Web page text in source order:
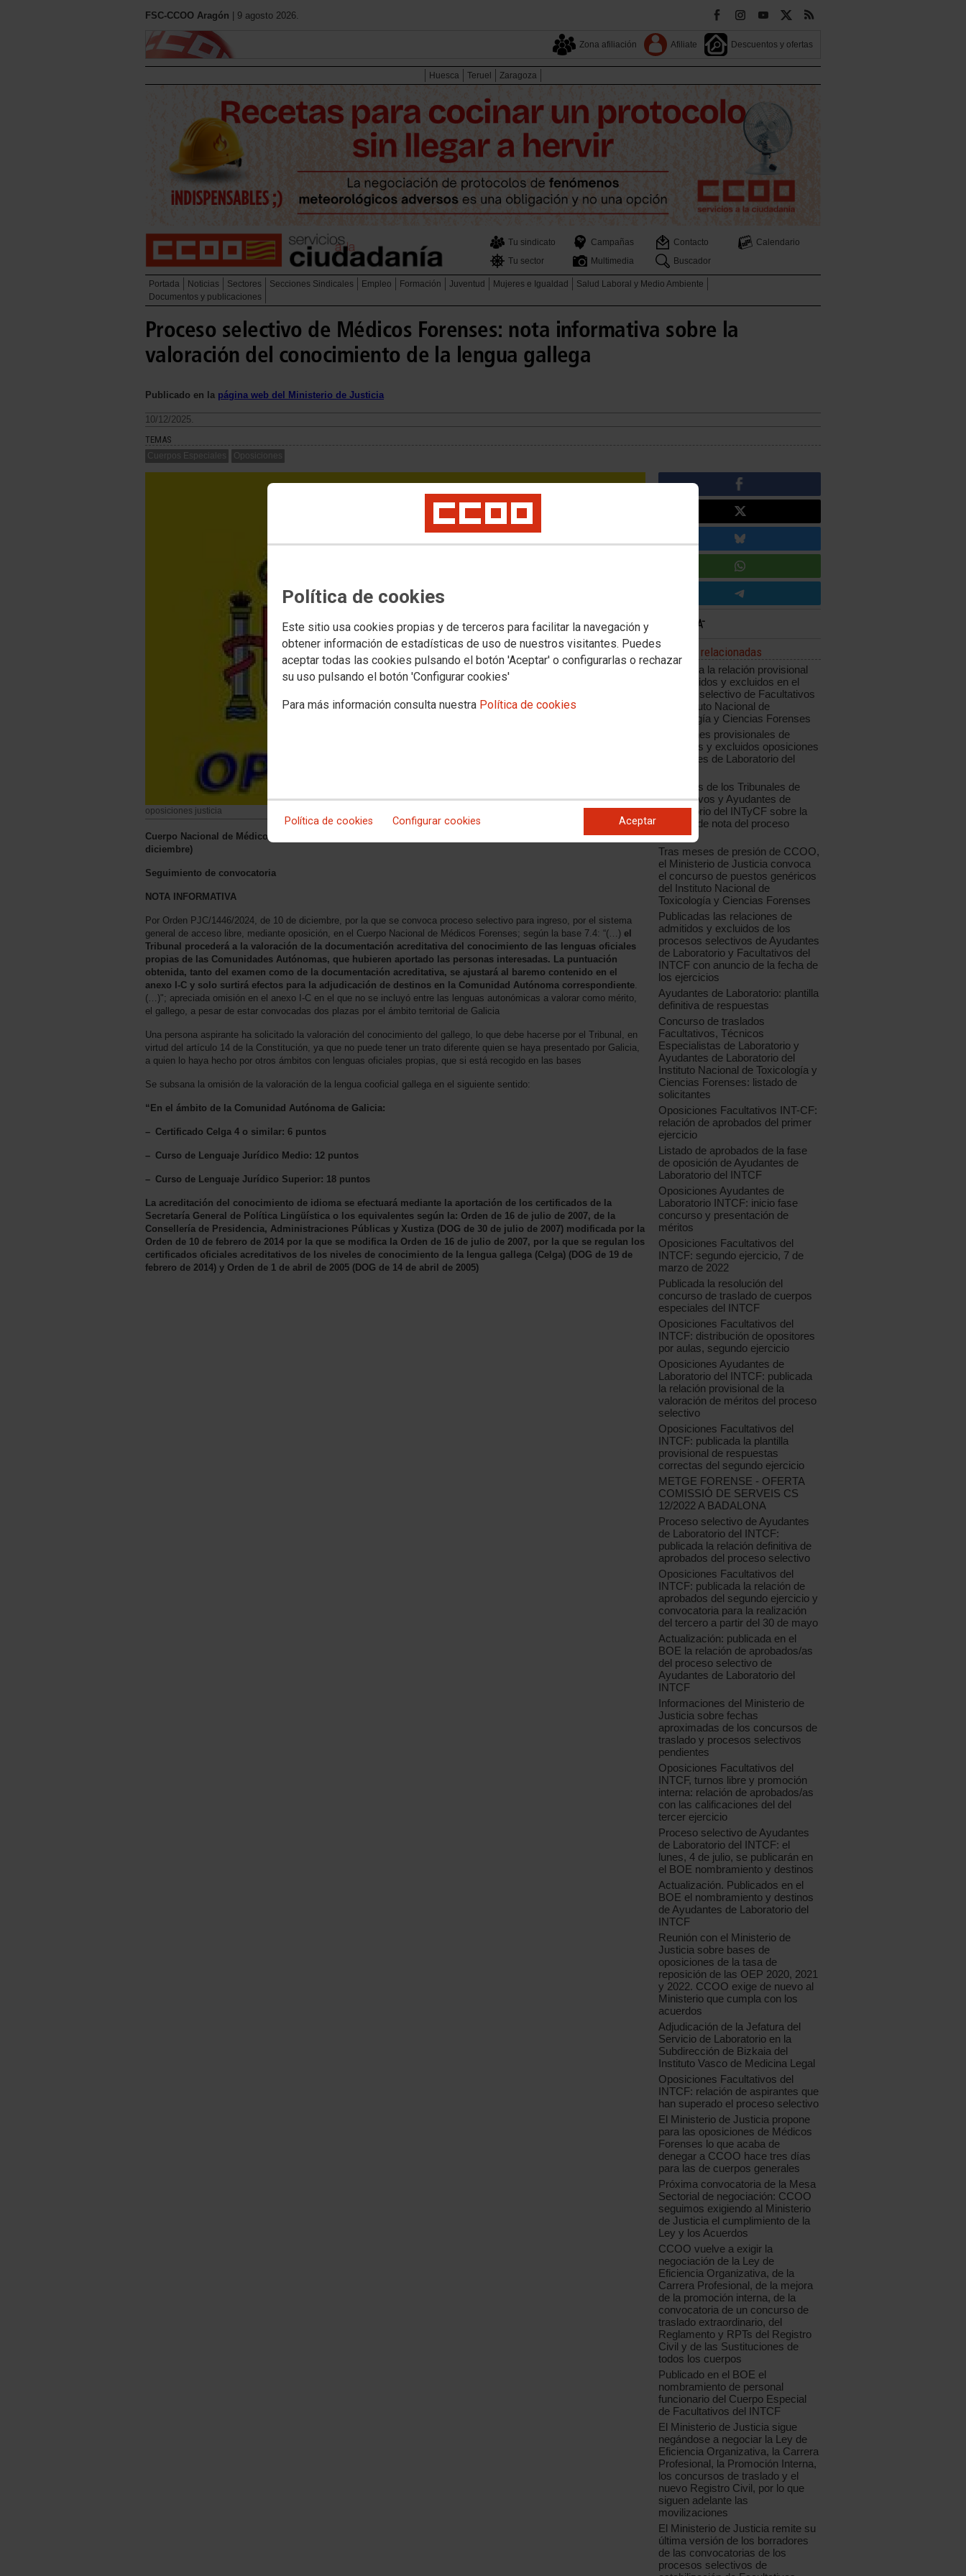
Política de cookies
Este sitio usa cookies propias y de terceros para facilitar la navegación y
obtener información de estadísticas de uso de nuestros visitantes. Puedes
aceptar todas las cookies pulsando el botón 'Aceptar' o configurarlas o rechazar
su uso pulsando el botón 'Configurar cookies'
Para más información consulta nuestra Política de cookies
Política de cookies Configurar cookies Aceptar
FSC-CCOO Aragón | 9 agosto 2026.
Zona afiliación Afiliate Descuentos y ofertas
Huesca Teruel Zaragoza
Tu sindicato Campañas Contacto
Calendario
Tu sector
Multimedia Buscador
Portada Noticias Sectores Secciones Sindicales Empleo Formación Juventud Mujeres e Igualdad
Salud Laboral y Medio Ambiente
Documentos y publicaciones
Proceso selectivo de Médicos Forenses: nota informativa sobre la
valoración del conocimiento de la lengua gallega
Publicado en la página web del Ministerio de Justicia
10/12/2025.
TEMAS
Cuerpos Especiales Oposiciones
oposiciones justicia
Cuerpo Nacional de Médicos Forenses, acceso libre, Orden PJC/1446/2024, de 10 de diciembre (BOE de 20 de
diciembre)
Seguimiento de convocatoria
NOTA INFORMATIVA
​Por Orden PJC/1446/2024, de 10 de diciembre, por la que se convoca proceso selectivo para ingreso, por el sistema
general de acceso libre, mediante oposición, en el Cuerpo Nacional de Médicos Forenses; según la base 7.4: “(…) el
Tribunal procederá a la valoración de la documentación acreditativa del conocimiento de las lenguas oficiales
propias de las Comunidades Autónomas, que hubieren aportado las personas interesadas. La puntuación
obtenida, tanto del examen como de la documentación acreditativa, se ajustará al baremo contenido en el
anexo I-C y solo surtirá efectos para la adjudicación de destinos en la Comunidad Autónoma correspondiente
(…)"; apreciada omisión en el anexo I-C en el que no se incluyó entre las lenguas autonómicas a valorar como mérito,
el gallego, a pesar de estar convocadas dos plazas por el ámbito territorial de Galicia
Una persona aspirante ha solicitado la valoración del conocimiento del gallego, lo que debe hacerse por el Tribunal, en
virtud del artículo 14 de la Constitución, ya que no puede tener un trato diferente quien se haya presentado por Galicia,
a quien lo haya hecho por otros ámbitos con lenguas oficiales propias, que si está recogido en las bases
Se subsana la omisión de la valoración de la lengua cooficial gallega en el siguiente sentido:
“En el ámbito de la Comunidad Autónoma de Galicia:
– Certificado Celga 4 o similar: 6 puntos
– Curso de Lenguaje Jurídico Medio: 12 puntos
– Curso de Lenguaje Jurídico Superior: 18 puntos
La acreditación del conocimiento de idioma se efectuará mediante la aportación de los certificados de la
Secretaría General de Política Lingüística o los equivalentes según la: Orden de 16 de julio de 2007, de la
Consellería de Presidencia, Administraciones Públicas y Xustiza (DOG de 30 de julio de 2007) modificada por la
Orden de 10 de febrero de 2014 por la que se modifica la Orden de 16 de julio de 2007, por la que se regulan los
certificados oficiales acreditativos de los niveles de conocimiento de la lengua gallega (Celga) (DOG de 19 de
febrero de 2014) y Orden de 1 de abril de 2005 (DOG de 14 de abril de 2005)
Noticias relacionadas
Publicada la relación provisional
de admitidos y excluidos en el
proceso selectivo de Facultativos
del Instituto Nacional de
Toxicología y Ciencias Forenses
Relaciones provisionales de
admitidos y excluidos oposiciones
Ayudantes de Laboratorio del
Acuerdos de los Tribunales de
Facultativos y Ayudantes de
Laboratorio del INTyCF sobre la
reserva de nota del proceso
anterior
Tras meses de presión de CCOO,
el Ministerio de Justicia convoca
el concurso de puestos genéricos
del Instituto Nacional de
Toxicología y Ciencias Forenses
Publicadas las relaciones de
admitidos y excluidos de los
procesos selectivos de Ayudantes
de Laboratorio y Facultativos del
INTCF con anuncio de la fecha de
los ejercicios
Ayudantes de Laboratorio: plantilla
definitiva de respuestas
Concurso de traslados
Facultativos, Técnicos
Especialistas de Laboratorio y
Ayudantes de Laboratorio del
Instituto Nacional de Toxicología y
Ciencias Forenses: listado de
solicitantes
Oposiciones Facultativos INT-CF:
relación de aprobados del primer
ejercicio
Listado de aprobados de la fase
de oposición de Ayudantes de
Laboratorio del INTCF
Oposiciones Ayudantes de
Laboratorio INTCF: inicio fase
concurso y presentación de
méritos
Oposiciones Facultativos del
INTCF: segundo ejercicio, 7 de
marzo de 2022
Publicada la resolución del
concurso de traslado de cuerpos
especiales del INTCF
Oposiciones Facultativos del
INTCF: distribución de opositores
por aulas, segundo ejercicio
Oposiciones Ayudantes de
Laboratorio del INTCF: publicada
la relación provisional de la
valoración de méritos del proceso
selectivo
Oposiciones Facultativos del
INTCF: publicada la plantilla
provisional de respuestas
correctas del segundo ejercicio
METGE FORENSE - OFERTA
COMISSIÓ DE SERVEIS CS
12/2022 A BADALONA
Proceso selectivo de Ayudantes
de Laboratorio del INTCF:
publicada la relación definitiva de
aprobados del proceso selectivo
Oposiciones Facultativos del
INTCF: publicada la relación de
aprobados del segundo ejercicio y
convocatoria para la realización
del tercero a partir del 30 de mayo
Actualización: publicada en el
BOE la relación de aprobados/as
del proceso selectivo de
Ayudantes de Laboratorio del
INTCF
Informaciones del Ministerio de
Justicia sobre fechas
aproximadas de los concursos de
traslado y procesos selectivos
pendientes
Oposiciones Facultativos del
INTCF, turnos libre y promoción
interna: relación de aprobados/as
con las calificaciones del del
tercer ejercicio
Proceso selectivo de Ayudantes
de Laboratorio del INTCF: el
lunes, 4 de julio, se publicarán en
el BOE nombramiento y destinos
Actualización. Publicados en el
BOE el nombramiento y destinos
de Ayudantes de Laboratorio del
INTCF
Reunión con el Ministerio de
Justicia sobre bases de
oposiciones de la tasa de
reposición de las OEP 2020, 2021
y 2022. CCOO exige de nuevo al
Ministerio que cumpla con los
acuerdos
Adjudicación de la Jefatura del
Servicio de Laboratorio en la
Subdirección de Bizkaia del
Instituto Vasco de Medicina Legal
Oposiciones Facultativos del
INTCF: relación de aspirantes que
han superado el proceso selectivo
El Ministerio de Justicia propone
para las oposiciones de Médicos
Forenses lo que acaba de
denegar a CCOO hace tres días
para las de cuerpos generales
Próxima convocatoria de la Mesa
Sectorial de negociación: CCOO
seguimos exigiendo al Ministerio
de Justicia el cumplimiento de la
Ley y los Acuerdos
CCOO vuelve a exigir la
negociación de la Ley de
Eficiencia Organizativa, de la
Carrera Profesional, de la mejora
de la promoción interna, de la
convocatoria de un concurso de
traslado extraordinario, del
Reglamento y RPTs del Registro
Civil y de las Sustituciones de
todos los cuerpos
Publicado en el BOE el
nombramiento de personal
funcionario del Cuerpo Especial
de Facultativos del INTCF
El Ministerio de Justicia sigue
negándose a negociar la Ley de
Eficiencia Organizativa, la Carrera
Profesional, la Promoción Interna,
los concursos de traslado y el
nuevo Registro Civil, por lo que
siguen adelante las
movilizaciones
El Ministerio de Justicia remite su
última versión de los borradores
de las convocatorias de los
procesos selectivos de